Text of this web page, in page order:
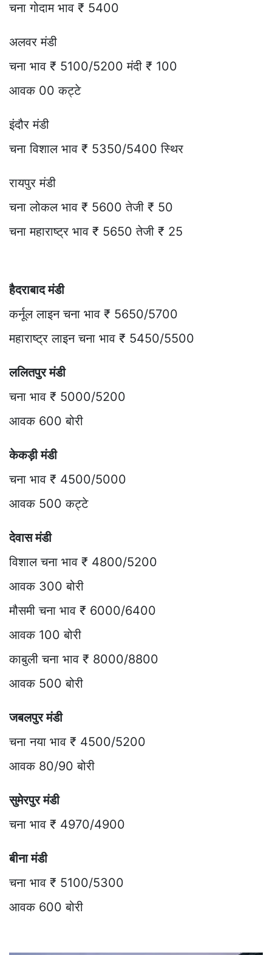
चना गोदाम भाव ₹ 5400
अलवर मंडी
चना भाव ₹ 5100/5200 मंदी ₹ 100
आवक 00 कट्टे
इंदौर मंडी
चना विशाल भाव ₹ 5350/5400 स्थिर
रायपुर मंडी
चना लोकल भाव ₹ 5600 तेजी ₹ 50
चना महाराष्ट्र भाव ₹ 5650 तेजी ₹ 25
हैदराबाद मंडी
कर्नूल लाइन चना भाव ₹ 5650/5700
महाराष्ट्र लाइन चना भाव ₹ 5450/5500
ललितपुर मंडी
चना भाव ₹ 5000/5200
आवक 600 बोरी
केकड़ी मंडी
चना भाव ₹ 4500/5000
आवक 500 कट्टे
देवास मंडी
विशाल चना भाव ₹ 4800/5200
आवक 300 बोरी
मौसमी चना भाव ₹ 6000/6400
आवक 100 बोरी
काबुली चना भाव ₹ 8000/8800
आवक 500 बोरी
जबलपुर मंडी
चना नया भाव ₹ 4500/5200
आवक 80/90 बोरी
सुमेरपुर मंडी
चना भाव ₹ 4970/4900
बीना मंडी
चना भाव ₹ 5100/5300
आवक 600 बोरी